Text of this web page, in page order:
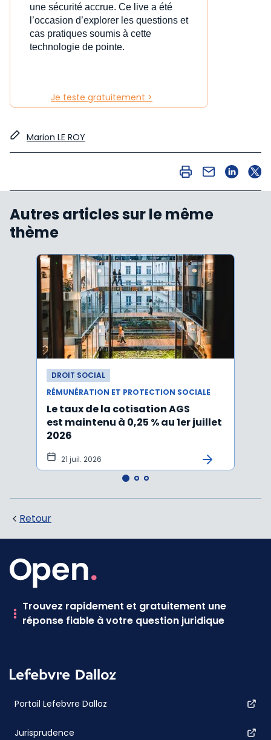
une sécurité accrue. Ce live a été
l’occasion d’explorer les questions et
cas pratiques soumis à cette
technologie de pointe.
Je teste gratuitement >
Marion LE ROY
Autres articles sur le même
thème
DROIT SOCIAL
RÉMUNÉRATION ET PROTECTION SOCIALE
Le taux de la cotisation AGS
est maintenu à 0,25 % au 1er juillet
2026
21 juil. 2026
Retour
Trouvez rapidement et gratuitement une
réponse fiable à votre question juridique
Portail Lefebvre Dalloz
Jurisprudence